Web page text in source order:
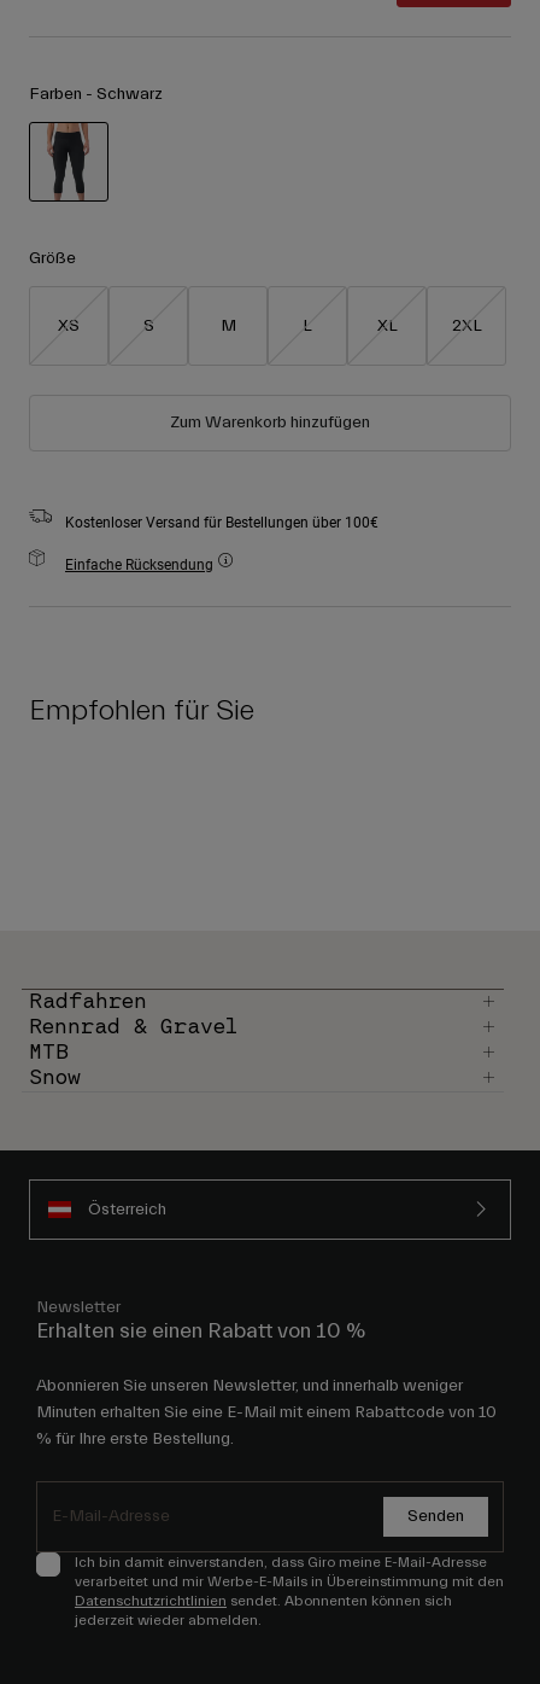
Goggles
Handschuhe
Ersatzteile
Alle anzeigen
Verwendungszweck
Farben - Schwarz
Größe
XS S M L XL 2XL
Zum Warenkorb hinzufügen
Kostenloser Versand für Bestellungen über 100€
Einfache Rücksendung
Empfohlen für Sie
Radfahren
Rennrad & Gravel
MTB
Snow
Österreich
Newsletter
Erhalten sie einen Rabatt von 10 %
Abonnieren Sie unseren Newsletter, und innerhalb weniger
Minuten erhalten Sie eine E-Mail mit einem Rabattcode von 10
% für Ihre erste Bestellung.
Senden
Ich bin damit einverstanden, dass Giro meine E-Mail-Adresse
verarbeitet und mir Werbe-E-Mails in Übereinstimmung mit den
Datenschutzrichtlinien sendet. Abonnenten können sich
jederzeit wieder abmelden.